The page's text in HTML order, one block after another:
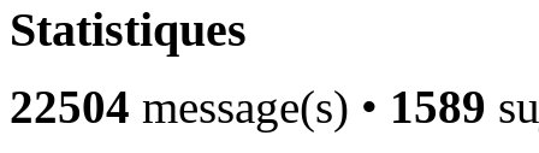
Statistiques
22504 message(s) • 1589